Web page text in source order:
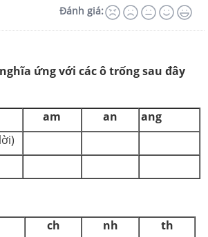
Đánh giá:
ứng với các ô trống sau đây
am an
ang
ch nh
th